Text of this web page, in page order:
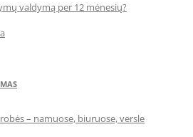
valdymą per 12 mėnesių?
– namuose, biuruose, versle